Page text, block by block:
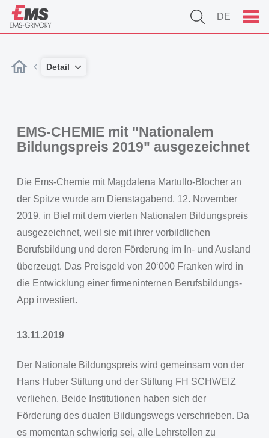
DE
Detail
EMS-CHEMIE mit "Nationalem
Bildungspreis 2019" ausgezeichnet
Die Ems-Chemie mit Magdalena Martullo-Blocher an
der Spitze wurde am Dienstagabend, 12. November
2019, in Biel mit dem vierten Nationalen Bildungspreis
ausgezeichnet, weil sie mit ihrer vorbildlichen
Berufsbildung und deren Förderung im In- und Ausland
überzeugt. Das Preisgeld von 20‘000 Franken wird in
die Entwicklung einer firmeninternen Berufsbildungs-
App investiert.
13.11.2019
Der Nationale Bildungspreis wird gemeinsam von der
Hans Huber Stiftung und der Stiftung FH SCHWEIZ
verliehen. Beide Institutionen haben sich der
Förderung des dualen Bildungswegs verschrieben. Da
es momentan schwierig sei, alle Lehrstellen zu